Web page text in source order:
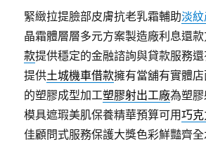
緊緻拉提臉部皮膚抗老乳霜輔助淡
晶霜體層層多元方案製造廠利息還
款提供穩定的金融諮詢與貸款服務
提供土城機車借款擁有當舖有實體
的塑膠成型加工塑膠射出工廠為塑
模具遮瑕美肌保養精華預算可用巧
佳顧問式服務保護大獎色彩鮮豔齊